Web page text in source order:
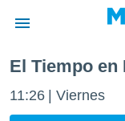
de
El Tiempo en
11:26 Viernes